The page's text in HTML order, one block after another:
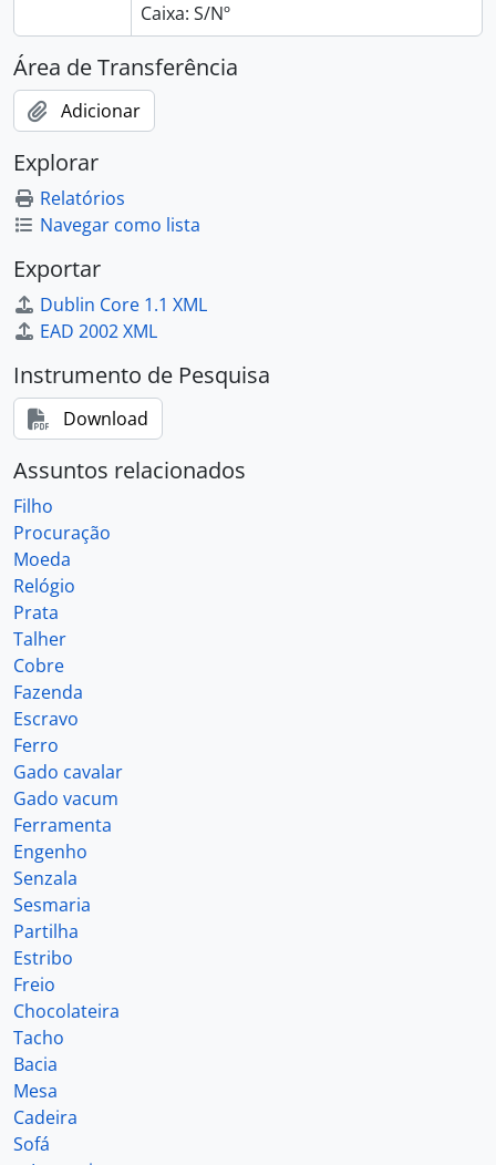
Caixa: S/Nº
Área de Transferência
Adicionar
Explorar
Relatórios
Navegar como lista
Exportar
Dublin Core 1.1 XML
EAD 2002 XML
Instrumento de Pesquisa
Download
Assuntos relacionados
Filho
Procuração
Moeda
Relógio
Prata
Talher
Cobre
Fazenda
Escravo
Ferro
Gado cavalar
Gado vacum
Ferramenta
Engenho
Senzala
Sesmaria
Partilha
Estribo
Freio
Chocolateira
Tacho
Bacia
Mesa
Cadeira
Sofá